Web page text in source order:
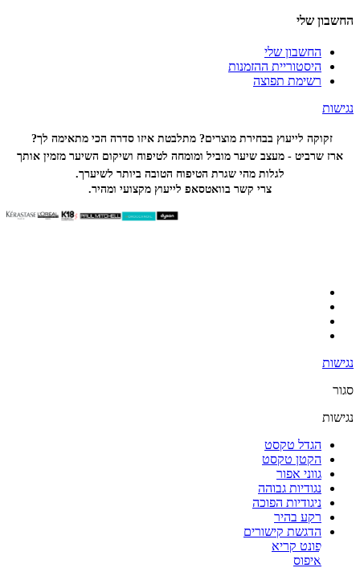
החשבון שלי
החשבון שלי
היסטוריית ההזמנות
רשימת תפוצה
נגישות
זקוקה לייעוץ בבחירת מוצרים? מתלבטת איזו סדרה הכימתאימה לך?
ארז שרביט - מעצב שיער מוביל ומומחה לטיפוח ושיקום השיער מזמין אותך
לגלות מהי שגרת הטיפוח הטובה ביותר לשיערך.
צרי קשר בוואטסאפ לייעוץ מקצועי ומהיר.
נגישות
סגור
נגישות
הגדל טקסט
הקטן טקסט
גווני אפור
נגודיות גבוהה
ניגודיות הפוכה
רקע בהיר
הדגשת קישורים
פונט קריא
איפוס